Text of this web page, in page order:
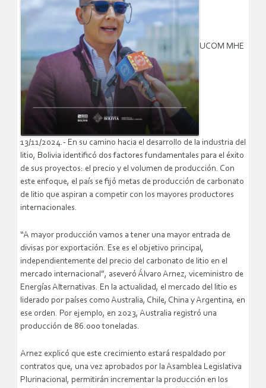
UCOM MHE
13/11/2024.- En su camino hacia el desarrollo de la industria del
litio, Bolivia identificó dos factores fundamentales para el éxito
de sus proyectos: el precio y el volumen de producción. Con
este enfoque, el país se fijó metas de producción de carbonato
de litio que aspiran a competir con los mayores productores
internacionales.
“A mayor producción vamos a tener una mayor entrada de
divisas por exportación. Ese es el objetivo principal,
independientemente del precio del carbonato de litio en el
mercado internacional”, aseveró Álvaro Arnez, viceministro de
Energías Alternativas. En la actualidad, el mercado del litio es
liderado por países como Australia, Chile, China y Argentina, en
ese orden. Por ejemplo, en 2023, Australia registró una
producción de 86.000 toneladas.
Arnez explicó que este crecimiento estará respaldado por
contratos que, una vez aprobados por la Asamblea Legislativa
Plurinacional, permitirán incrementar la producción en los